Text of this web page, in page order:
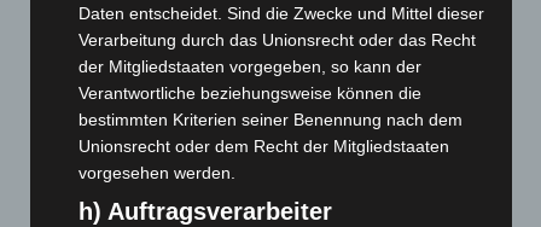
Hannover und Region
5.036
Langenhagen und Ortsteile
Leserbriefe
Menschen
Veranstaltungen
Daten entscheidet. Sind die Zwecke und Mittel dieser
Verarbeitung durch das Unionsrecht oder das Recht
der Mitgliedstaaten vorgegeben, so kann der
Verantwortliche beziehungsweise können die
bestimmten Kriterien seiner Benennung nach dem
Unionsrecht oder dem Recht der Mitgliedstaaten
vorgesehen werden.
h) Auftragsverarbeiter